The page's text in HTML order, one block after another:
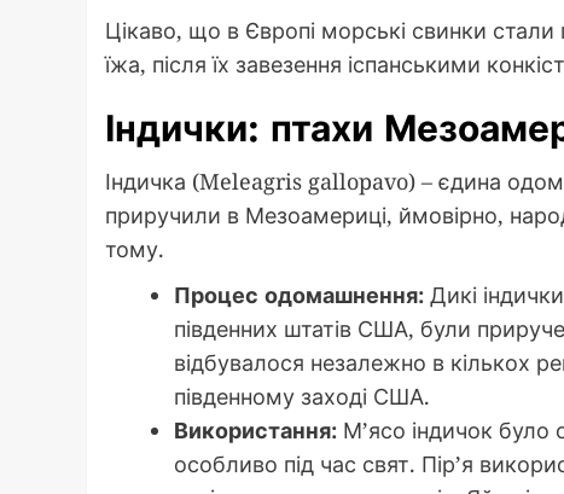
Цікаво, що в Європі морські свинки
їжа, після їх завезення іспанськими
Індички: птахи
Індичка (Meleagris gallopavo) – єдина
приручили в Мезоамериці, ймовірно,
тому.
Процес одомашнення: Дикі
південних штатів США, були
відбувалося незалежно в кількох
південному заході США.
Використання: М’ясо індичок
особливо під час свят. Пір’я